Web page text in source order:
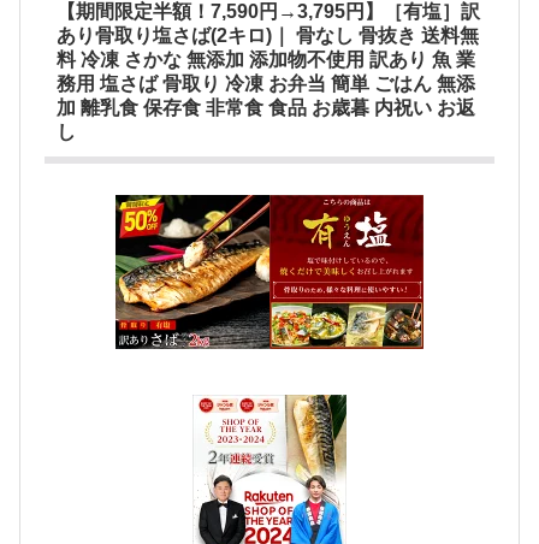
【期間限定半額！7,590円→3,795円】［有塩］訳
あり骨取り塩さば(2キロ)｜ 骨なし 骨抜き 送料無
料 冷凍 さかな 無添加 添加物不使用 訳あり 魚 業
務用 塩さば 骨取り 冷凍 お弁当 簡単 ごはん 無添
加 離乳食 保存食 非常食 食品 お歳暮 内祝い お返
し